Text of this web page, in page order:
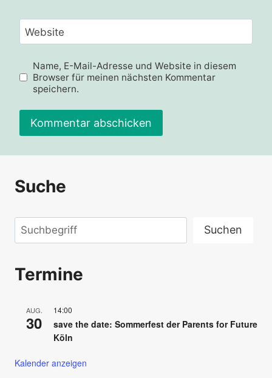
Website
Name, E-Mail-Adresse und Website in diesem
Browser für meinen nächsten Kommentar
speichern.
Suche
Suchen Suchen
Termine
AUG.
30
14:00
save the date: Sommerfest der Parents for Future
Köln
Kalender anzeigen